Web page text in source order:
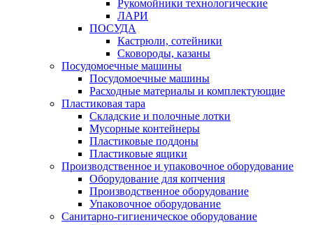
Рукомойники технологические
ЛАРИ
ПОСУДА
Кастрюли, сотейники
Сковороды, казаны
Посудомоечные машины
Посудомоечные машины
Расходные материалы и комплектующие
Пластиковая тара
Складские и полочные лотки
Мусорные контейнеры
Пластиковые поддоны
Пластиковые ящики
Производственное и упаковочное оборудование
Оборудование для копчения
Производственное оборудование
Упаковочное оборудование
Санитарно-гигиеническое оборудование